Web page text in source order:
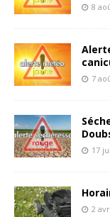
8
7
17
2